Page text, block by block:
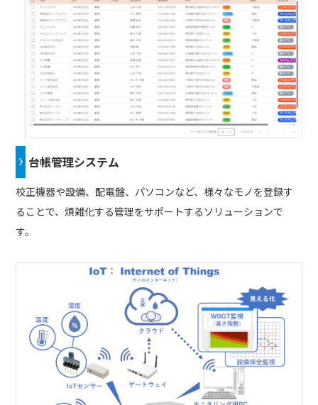
台帳管理システム
校正機器や設備、配電盤、パソコンなど、様々なモノを登録す
ることで、煩雑化する管理をサポートするソリューションで
す。